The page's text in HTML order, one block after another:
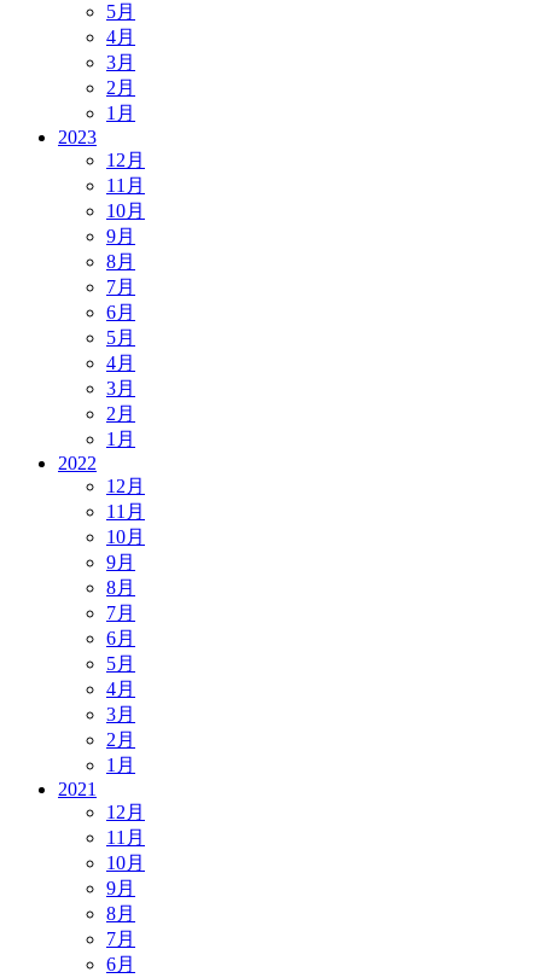
5月
4月
3月
2月
1月
2023
12月
11月
10月
9月
8月
7月
6月
5月
4月
3月
2月
1月
2022
12月
11月
10月
9月
8月
7月
6月
5月
4月
3月
2月
1月
2021
12月
11月
10月
9月
8月
7月
6月